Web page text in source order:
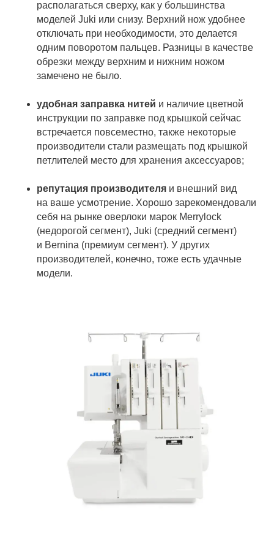
располагаться сверху, как у большинства
моделей Juki или снизу. Верхний нож удобнее
отключать при необходимости, это делается
одним поворотом пальцев. Разницы в качестве
обрезки между верхним и нижним ножом
замечено не было.
удобная заправка нитей и наличие цветной
инструкции по заправке под крышкой сейчас
встречается повсеместно, также некоторые
производители стали размещать под крышкой
петлителей место для хранения аксессуаров;
репутация производителя и внешний вид
на ваше усмотрение. Хорошо зарекомендовали
себя на рынке оверлоки марок Merrylock
(недорогой сегмент), Juki (средний сегмент)
и Bernina (премиум сегмент). У других
производителей, конечно, тоже есть удачные
модели.